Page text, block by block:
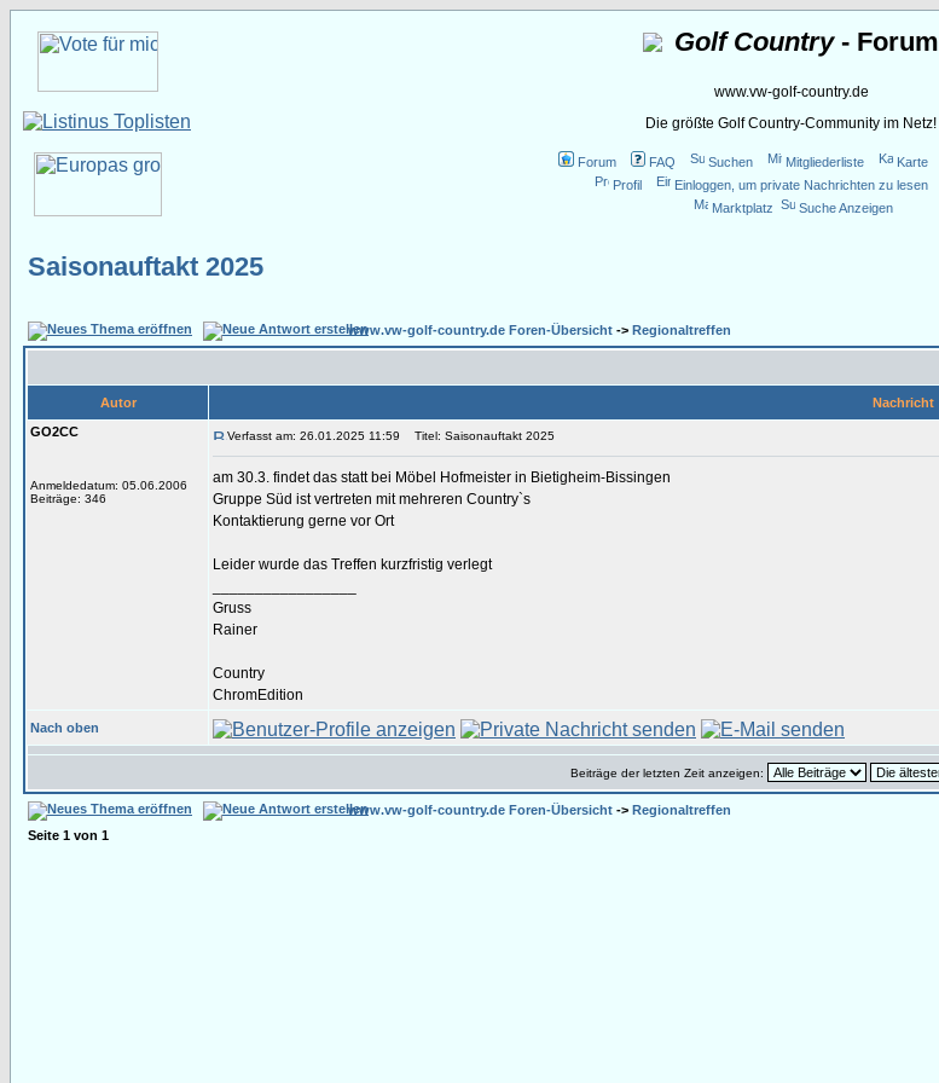
Golf Country- Forum
www.vw-golf-country.de
Die größte Golf Country-Community im Netz!
Forum FAQ Suchen Mitgliederliste Karte
Profil
Einloggen, um private Nachrichten zu lesen
Marktplatz
Suche Anzeigen
Saisonauftakt 2025
www.vw-golf-country.de Foren-Übersicht -> Regionaltreffen
Autor
Nachricht
GO2CC
Anmeldedatum: 05.06.2006
Beiträge: 346
Verfasst am: 26.01.2025 11:59 Titel: Saisonauftakt 2025
am 30.3. findet das statt bei Möbel Hofmeister in Bietigheim-Bissingen
Gruppe Süd ist vertreten mit mehreren Country`s
Kontaktierung gerne vor Ort
Leider wurde das Treffen kurzfristig verlegt
Gruss
Rainer
Country
ChromEdition
Nach oben
Beiträge der letzten Zeit anzeigen:
www.vw-golf-country.de Foren-Übersicht -> Regionaltreffen
Seite 1 von 1